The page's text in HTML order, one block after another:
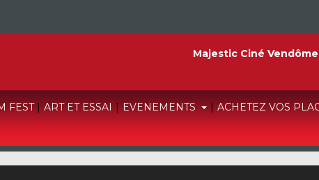
FEST | ART ET ESSAI | EVENEMENTS | ACHETEZ VOS
Majestic Ciné